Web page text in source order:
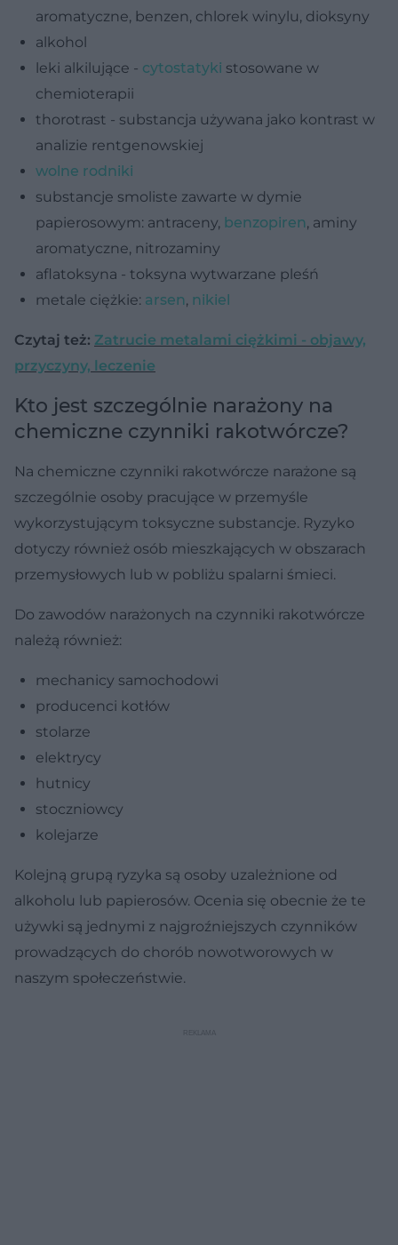
aromatyczne, benzen, chlorek winylu, dioksyny
alkohol
leki alkilujące - cytostatyki stosowane w
chemioterapii
thorotrast - substancja używana jako kontrast w
analizie rentgenowskiej
wolne rodniki
substancje smoliste zawarte w dymie
papierosowym: antraceny, benzopiren, aminy
aromatyczne, nitrozaminy
aflatoksyna - toksyna wytwarzane pleśń
metale ciężkie: arsen, nikiel
Czytaj też: Zatrucie metalami ciężkimi - objawy,
przyczyny, leczenie
Kto jest szczególnie narażony na
chemiczne czynniki rakotwórcze?
Na chemiczne czynniki rakotwórcze narażone są
szczególnie osoby pracujące w przemyśle
wykorzystującym toksyczne substancje. Ryzyko
dotyczy również osób mieszkających w obszarach
przemysłowych lub w pobliżu spalarni śmieci.
Do zawodów narażonych na czynniki rakotwórcze
należą również:
mechanicy samochodowi
producenci kotłów
stolarze
elektrycy
hutnicy
stoczniowcy
kolejarze
Kolejną grupą ryzyka są osoby uzależnione od
alkoholu lub papierosów. Ocenia się obecnie że te
używki są jednymi z najgroźniejszych czynników
prowadzących do chorób nowotworowych w
naszym społeczeństwie.